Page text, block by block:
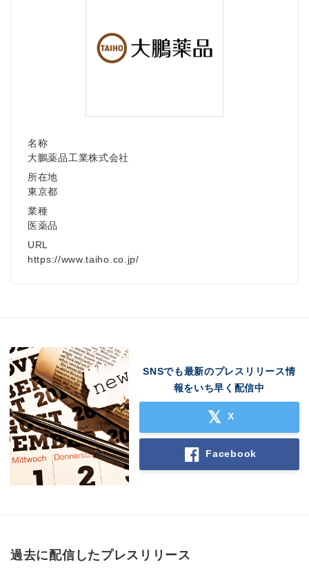
名称
大鵬薬品工業株式会社
所在地
東京都
業種
医薬品
URL
https://www.taiho.co.jp/
SNSでも最新のプレスリリース情
報をいち早く配信中
X
Facebook
過去に配信したプレスリリース